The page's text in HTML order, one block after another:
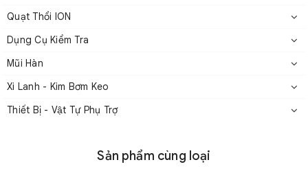
vấn và hỗ trợ tận tình.
nghiệp phụ trợ và tự động hóa.
Quạt Thổi ION
Dụng Cụ Kiểm Tra
Mũi Hàn
Xi Lanh - Kim Bơm Keo
Thiết Bị - Vật Tự Phụ Trợ
Sản phẩm cùng loại